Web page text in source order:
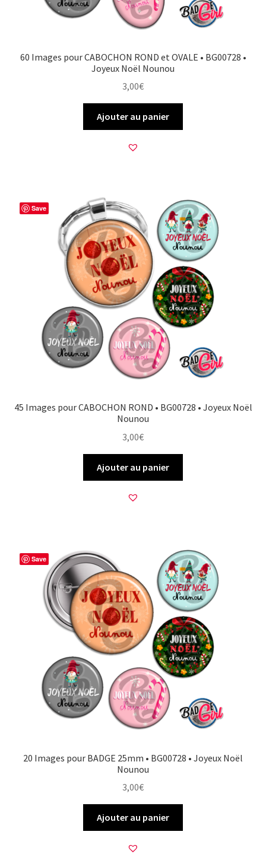
60 Images pour CABOCHON ROND et OVALE • BG00728 •
Joyeux Noël Nounou
3,00€
Ajouter au panier
Save
45 Images pour CABOCHON ROND • BG00728 • Joyeux Noël
Nounou
3,00€
Ajouter au panier
Save
20 Images pour BADGE 25mm • BG00728 • Joyeux Noël
Nounou
3,00€
Ajouter au panier